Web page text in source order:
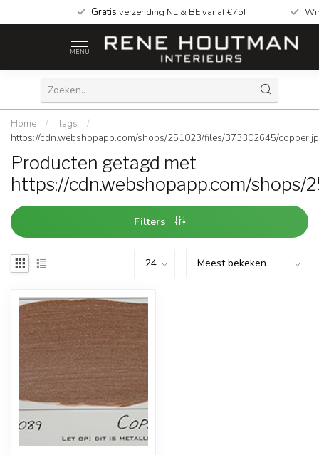
Gratis verzending NL & BE vanaf €75!
MENU
Home / Tags
/
https://cdn.webshopapp.com/shops/251023/files/373302645/
Producten getagd met
https://cdn.webshopapp.com/
Filters